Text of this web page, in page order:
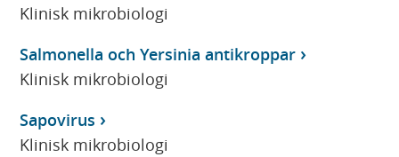
Klinisk mikrobiologi
Salmonella och Yersinia antikroppar
Klinisk mikrobiologi
Sapovirus
Klinisk mikrobiologi